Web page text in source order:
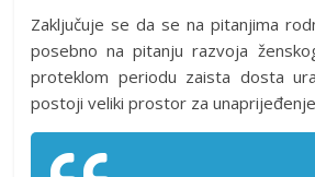
Zaključuje se da se na pitanjima
posebno na pitanju razvoja
proteklom periodu zaista dosta
postoji veliki prostor za